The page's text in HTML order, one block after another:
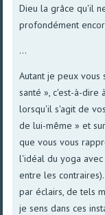
Dieu la grâce qu'il
profondément
...
Autant je peux vous
santé », c'est-à-dire
lorsqu'il s'agit de
de lui-même » et
que vous vous
l'idéal du yoga
entre les
par éclairs, de tels
je sens dans ces